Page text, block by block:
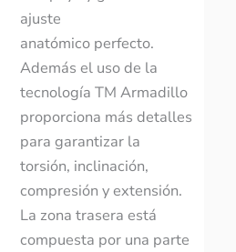
ajuste
anatómico perfecto.
Además el uso de la
tecnología TM Armadillo
proporciona más detalles
para garantizar la
torsión, inclinación,
compresión y extensión.
La zona trasera está
compuesta por una parte